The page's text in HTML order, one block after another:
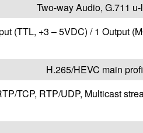
Two-way Audio, G.711
(TTL, +3 – 5VDC) / 1 Output
H.265/HEVC main
TCP, RTP/UDP, Multicast